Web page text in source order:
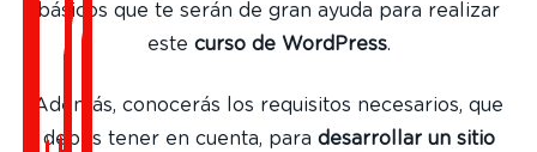
básicos que te serán de gran ayuda para realizar
este curso de WordPress.
Además, conocerás los requisitos necesarios, que
debes tener en cuenta, para desarrollar un sitio